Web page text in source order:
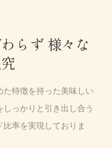
らず様々な
た特徴を持った美味しい
っかりと引き出し合う
比率を実現しておりま